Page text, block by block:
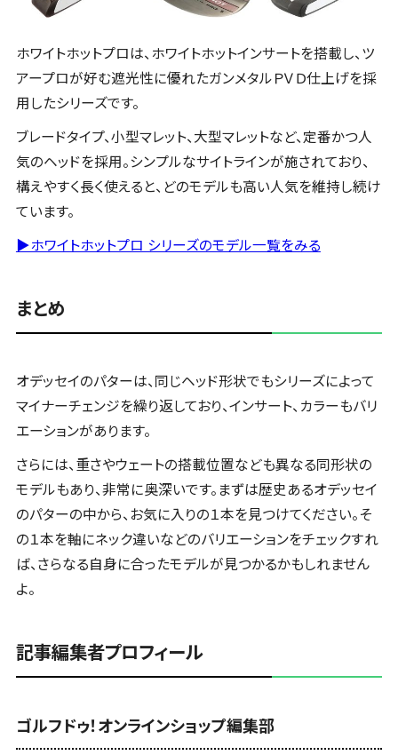
ホワイトホットプロは、ホワイトホットインサートを搭載し、ツ
アープロが好む遮光性に優れたガンメタルＰＶＤ仕上げを採
用したシリーズです。
ブレードタイプ、小型マレット、大型マレットなど、定番かつ人
気のヘッドを採用。シンプルなサイトラインが施されており、
構えやすく長く使えると、どのモデルも高い人気を維持し続け
ています。
▶ホワイトホットプロ シリーズのモデル一覧をみる
まとめ
オデッセイのパターは、同じヘッド形状でもシリーズによって
マイナーチェンジを繰り返しており、インサート、カラーもバリ
エーションがあります。
さらには、重さやウェートの搭載位置なども異なる同形状の
モデルもあり、非常に奥深いです。まずは歴史あるオデッセイ
のパターの中から、お気に入りの１本を見つけてください。そ
の１本を軸にネック違いなどのバリエーションをチェックすれ
ば、さらなる自身に合ったモデルが見つかるかもしれません
よ。
記事編集者プロフィール
ゴルフドゥ！オンラインショップ編集部